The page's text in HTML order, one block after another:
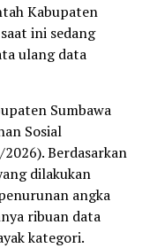
Kabupaten
ini sedang
ulang data
Sumbawa
Sosial
Berdasarkan
dilakukan
angka
ribuan data
kategori.